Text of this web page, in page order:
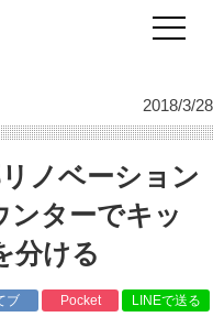
造作カウンターでキッチンとリ
2018/3/28
ノベーション
ターでキッ
分ける
ブ Pocket LINEで送る